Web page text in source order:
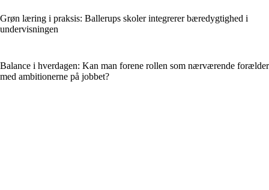
Grøn læring i praksis: Ballerups skoler integrerer bæredygtighed i
undervisningen
Balance i hverdagen: Kan man forene rollen som nærværende forælder
med ambitionerne på jobbet?